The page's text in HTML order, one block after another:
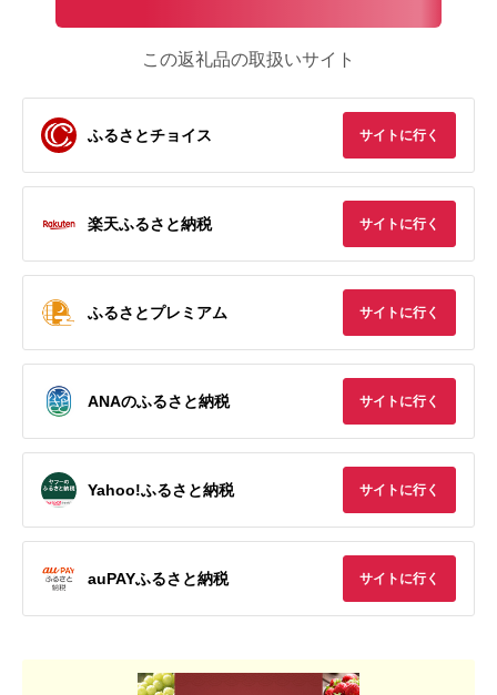
この返礼品の取扱いサイト
ふるさとチョイス サイトに行く
楽天ふるさと納税 サイトに行く
ふるさとプレミアム サイトに行く
ANAのふるさと納税 サイトに行く
Yahoo!ふるさと納税 サイトに行く
auPAYふるさと納税 サイトに行く